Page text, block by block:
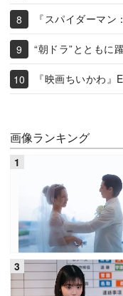
『スパイダーマン
“朝ドラ”とともに
『映画ちいかわ
画像ランキング